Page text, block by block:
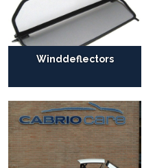
Winddeflectors